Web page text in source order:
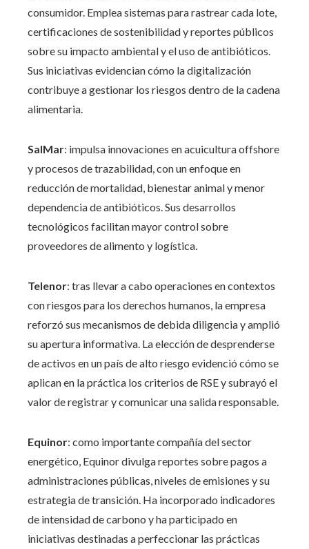
consumidor. Emplea sistemas para rastrear cada lote,
certificaciones de sostenibilidad y reportes públicos
sobre su impacto ambiental y el uso de antibióticos.
Sus iniciativas evidencian cómo la digitalización
contribuye a gestionar los riesgos dentro de la cadena
alimentaria.
SalMar: impulsa innovaciones en acuicultura offshore
y procesos de trazabilidad, con un enfoque en
reducción de mortalidad, bienestar animal y menor
dependencia de antibióticos. Sus desarrollos
tecnológicos facilitan mayor control sobre
proveedores de alimento y logística.
Telenor: tras llevar a cabo operaciones en contextos
con riesgos para los derechos humanos, la empresa
reforzó sus mecanismos de debida diligencia y amplió
su apertura informativa. La elección de desprenderse
de activos en un país de alto riesgo evidenció cómo se
aplican en la práctica los criterios de RSE y subrayó el
valor de registrar y comunicar una salida responsable.
Equinor: como importante compañía del sector
energético, Equinor divulga reportes sobre pagos a
administraciones públicas, niveles de emisiones y su
estrategia de transición. Ha incorporado indicadores
de intensidad de carbono y ha participado en
iniciativas destinadas a perfeccionar las prácticas